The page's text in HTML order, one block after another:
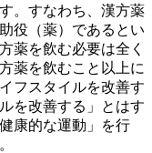
。すなわち、漢方薬
役（薬）であるとい
薬を飲む必要は全く
薬を飲むこと以上に
フスタイルを改善す
を改善する」とはす
康的な運動」を行